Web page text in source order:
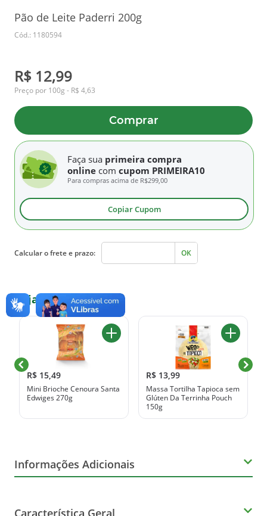
Pão de Leite Paderri 200g
Cód.: 1180594
R$ 12,99
Preço por 100g - R$ 4,63
Comprar
Faça sua primeira compra
online com cupom PRIMEIRA10
Para compras acima de R$299,00
Copiar Cupom
Calcular o frete e prazo: OK
Veja também
R$ 15,49
Mini Brioche Cenoura Santa
Edwiges 270g
R$ 13,99
Massa Tortilha Tapioca sem
Glúten Da Terrinha Pouch
150g
Informações Adicionais
Característica Geral